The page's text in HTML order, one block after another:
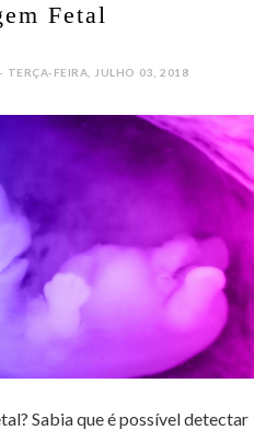
Fetal
TERÇA-FEIRA, JULHO 03, 2018
Sabia que é possível detectar